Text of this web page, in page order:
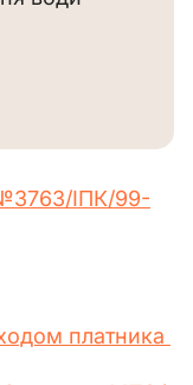
ІПК/99-
платника